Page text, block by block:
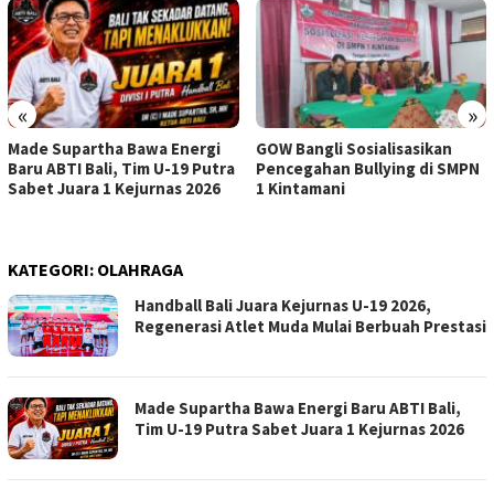
« »
Made Supartha Bawa Energi
Baru ABTI Bali, Tim U-19 Putra
Sabet Juara 1 Kejurnas 2026
GOW Bangli Sosialisasikan
Pencegahan Bullying di SMPN
1 Kintamani
KATEGORI: OLAHRAGA
Handball Bali Juara Kejurnas U-19 2026,
Regenerasi Atlet Muda Mulai Berbuah Prestasi
Made Supartha Bawa Energi Baru ABTI Bali,
Tim U-19 Putra Sabet Juara 1 Kejurnas 2026